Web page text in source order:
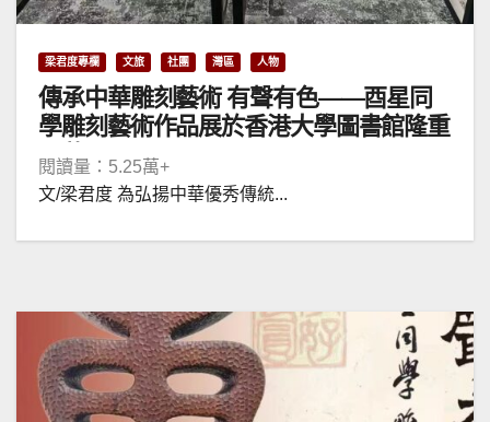
梁君度專欄 文旅 社團 灣區 人物
傳承中華雕刻藝術 有聲有色——酉星同
學雕刻藝術作品展於香港大學圖書館隆重
開幕
閱讀量：5.25萬+
文/梁君度 為弘揚中華優秀傳統...